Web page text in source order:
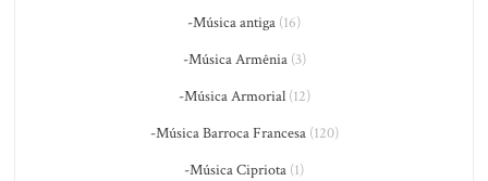
-Música antiga (16)
-Música Armênia(3)
-Música Armorial(12)
-Música Barroca Francesa(120)
-Música Cipriota (1)